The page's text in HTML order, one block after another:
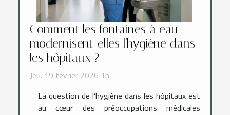
Comment les fontaines à eau
modernisent-elles l'hygiène dans
les hôpitaux ?
Jeu. 19 février 2026 1h
La question de l’hygiène dans les hôpitaux est
au cœur des préoccupations médicales